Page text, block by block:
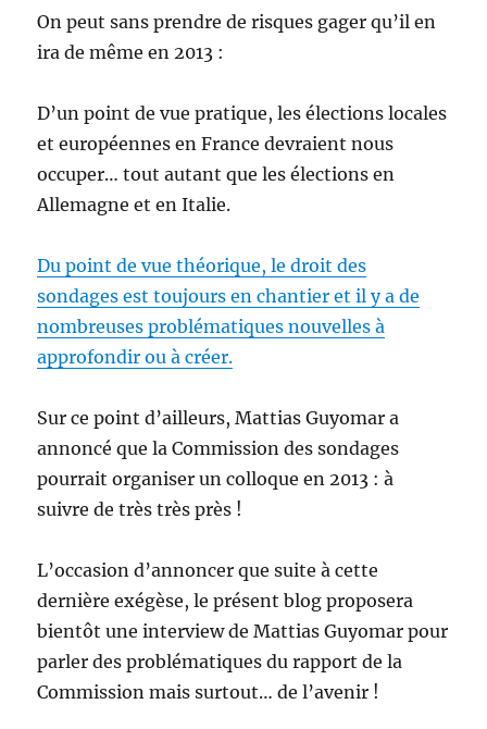
On peut sans prendre de risques gager qu’il en
ira de même en 2013 :
D’un point de vue pratique, les élections locales
et européennes en France devraient nous
occuper… tout autant que les élections en
Allemagne et en Italie.
Du point de vue théorique, le droit des
sondages est toujours en chantier et il y a de
nombreuses problématiques nouvelles à
approfondir ou à créer.
Sur ce point d’ailleurs, Mattias Guyomar a
annoncé que la Commission des sondages
pourrait organiser un colloque en 2013 : à
suivre de très très près !
L’occasion d’annoncer que suite à cette
dernière exégèse, le présent blog proposera
bientôt une interview de Mattias Guyomar pour
parler des problématiques du rapport de la
Commission mais surtout… de l’avenir !